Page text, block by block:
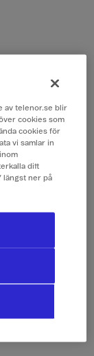
av telenor.se blir
cookies som
cookies för
vi samlar in
ditt
längst ner på